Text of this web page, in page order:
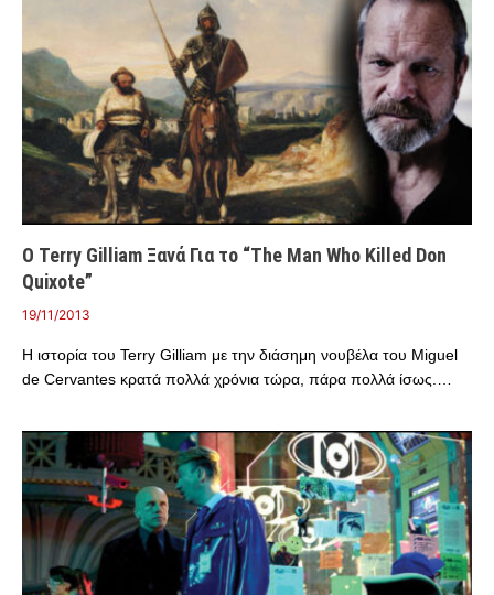
Ο Terry Gilliam Ξανά Για το “The Man Who Killed Don
Quixote”
19/11/2013
Η ιστορία του Terry Gilliam με την διάσημη νουβέλα του Miguel
de Cervantes κρατά πολλά χρόνια τώρα, πάρα πολλά ίσως.…